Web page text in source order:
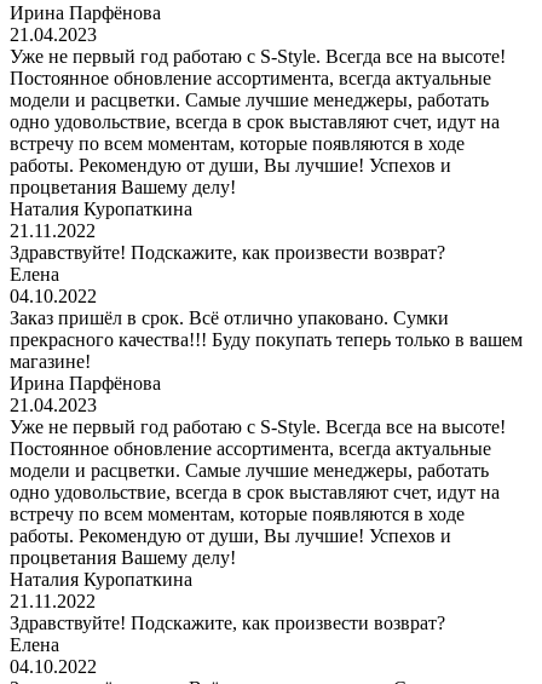
Ирина Парфёнова
21.04.2023
Уже не первый год работаю с S-Style. Всегда все на высоте!
Постоянное обновление ассортимента, всегда актуальные
модели и расцветки. Самые лучшие менеджеры, работать
одно удовольствие, всегда в срок выставляют счет, идут на
встречу по всем моментам, которые появляются в ходе
работы. Рекомендую от души, Вы лучшие! Успехов и
процветания Вашему делу!
Наталия Куропаткина
21.11.2022
Здравствуйте! Подскажите, как произвести возврат?
Елена
04.10.2022
Заказ пришёл в срок. Всё отлично упаковано. Сумки
прекрасного качества!!! Буду покупать теперь только в вашем
магазине!
Ирина Парфёнова
21.04.2023
Уже не первый год работаю с S-Style. Всегда все на высоте!
Постоянное обновление ассортимента, всегда актуальные
модели и расцветки. Самые лучшие менеджеры, работать
одно удовольствие, всегда в срок выставляют счет, идут на
встречу по всем моментам, которые появляются в ходе
работы. Рекомендую от души, Вы лучшие! Успехов и
процветания Вашему делу!
Наталия Куропаткина
21.11.2022
Здравствуйте! Подскажите, как произвести возврат?
Елена
04.10.2022